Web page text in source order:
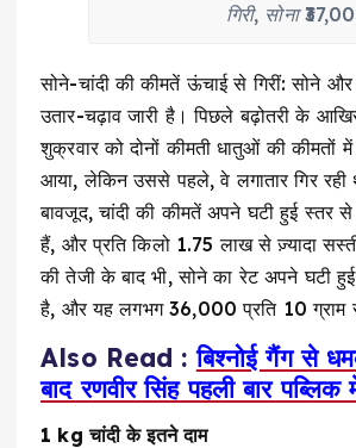
गिरी, सोना
सोने-चांदी की कीमतें ऊंचाई से गिरीं: सोने और
उतार-चढ़ाव जारी है। पिछले बढ़ोतरी के
शुक्रवार को दोनों कीमती धातुओं की कीमतों
आया, लेकिन उससे पहले, वे लगातार गिर
बावजूद, चांदी की कीमतें अपने घटी हुई स्तर से
हैं, और प्रति किलो ₹1.75 लाख से ज़्यादा
की तेजी के बाद भी, सोने का रेट अपने घटी
है, और यह लगभग ₹36,000 प्रति 10 ग्राम
Also Read :बिश्नोई गैंग से
बाद रणवीर सिंह पहली बार पब्लिक
1 kg चांदी के इतने दाम